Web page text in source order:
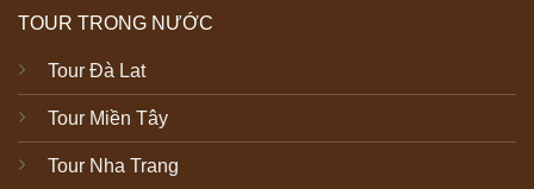
TOUR TRONG NƯỚC
Tour Đà Lat
Tour Miền Tây
Tour Nha Trang